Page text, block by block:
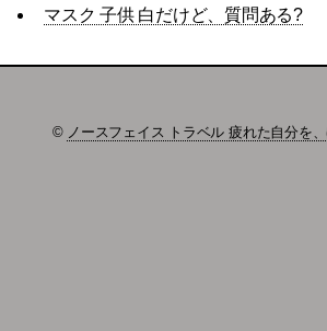
マスク 子供 白だけど、質問ある?
© ノースフェイス トラベル 疲れた自分を、